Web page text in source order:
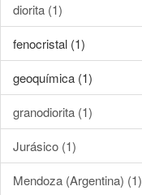
diorita (1)
fenocristal (1)
geoquímica (1)
granodiorita (1)
Jurásico (1)
Mendoza (Argentina) (1)